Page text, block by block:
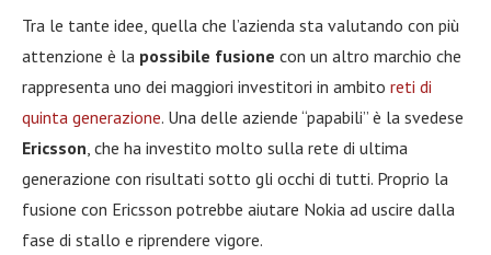
Tra le tante idee, quella che l’azienda sta valutando con più
attenzione è la possibile fusione con un altro marchio che
rappresenta uno dei maggiori investitori in ambito reti di
quinta generazione. Una delle aziende “papabili” è la svedese
Ericsson , che ha investito molto sulla rete di ultima
generazione con risultati sotto gli occhi di tutti. Proprio la
fusione con Ericsson potrebbe aiutare Nokia ad uscire dalla
fase di stallo e riprendere vigore.